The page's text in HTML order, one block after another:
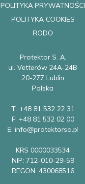
POLITYKA PRYWATNOŚCI
POLITYKA COOKIES
RODO
Protektor S. A.
ul. Vetterów 24A-24B
20-277 Lublin
Polska
T: +48 81 532 22 31
F: +48 81 532 02 00
E: info@protektorsa.pl
KRS 0000033534
NIP: 712-010-29-59
REGON: 430068516